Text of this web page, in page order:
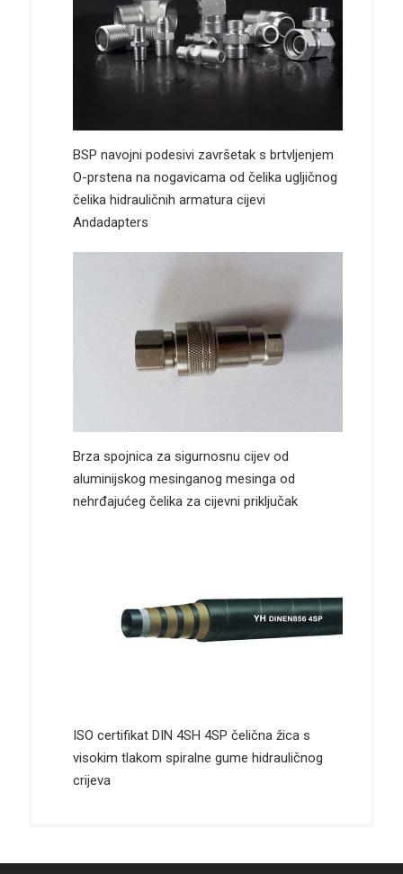
BSP navojni podesivi završetak s brtvljenjem
O-prstena na nogavicama od čelika ugljičnog
čelika hidrauličnih armatura cijevi
Andadapters
Brza spojnica za sigurnosnu cijev od
aluminijskog mesinganog mesinga od
nehrđajućeg čelika za cijevni priključak
ISO certifikat DIN 4SH 4SP čelična žica s
visokim tlakom spiralne gume hidrauličnog
crijeva